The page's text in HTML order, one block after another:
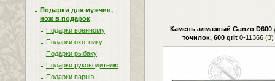
Подарки для мужчин,
нож в подарок
Подарки военному
Подарки охотнику
Подарки рыбаку
Подарки руководителю
Подарки парню
Камень алмазный Ganzo D600
точилок, 600 grit0-11366(3)